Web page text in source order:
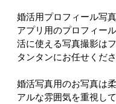
婚活用プロフィール写
アプリ用のプロフィー
活に使える写真撮影は
タンタンにお任せくださ
婚活写真用のお写真は
アルな雰囲気を重視し